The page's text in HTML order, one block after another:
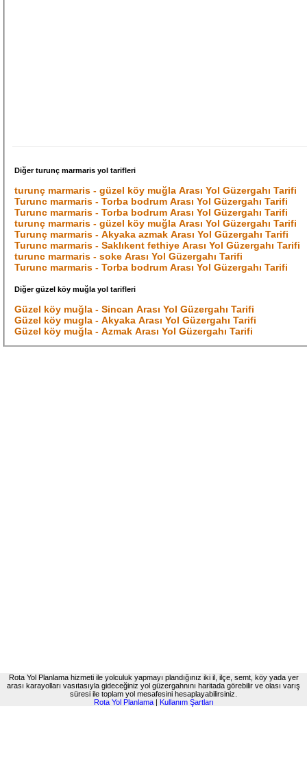
Diğer turunç marmaris yol tarifleri
turunç marmaris - güzel köy muğla Arası Yol Güzergahı Tarifi
Turunc marmaris - Torba bodrum Arası Yol Güzergahı Tarifi
Turunc marmaris - Torba bodrum Arası Yol Güzergahı Tarifi
turunç marmaris - güzel köy muğla Arası Yol Güzergahı Tarifi
Turunç marmaris - Akyaka azmak Arası Yol Güzergahı Tarifi
Turunc marmaris - Saklıkent fethiye Arası Yol Güzergahı Tarifi
turunc marmaris - soke Arası Yol Güzergahı Tarifi
Turunc marmaris - Torba bodrum Arası Yol Güzergahı Tarifi
Diğer güzel köy muğla yol tarifleri
Güzel köy muğla - Sincan Arası Yol Güzergahı Tarifi
Güzel köy mugla - Akyaka Arası Yol Güzergahı Tarifi
Güzel köy muğla - Azmak Arası Yol Güzergahı Tarifi
Rota Yol Planlama hizmeti ile yolculuk yapmayı plandığınız iki il, ilçe, semt, köy yada yer
arası karayolları vasıtasıyla gideceğiniz yol güzergahnını haritada görebilir ve olası varış
süresi ile toplam yol mesafesini hesaplayabilirsiniz.
Rota Yol Planlama| Kullanım Şartları